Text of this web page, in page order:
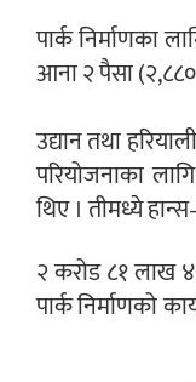
पार्क निर्माणका
आना २ पैसा
उद्यान तथा
परियोजनाका
थिए । तीमध्ये
२ करोड ८१ लाख
पार्क निर्माणको